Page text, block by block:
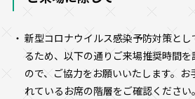
新型コロナウイルス感染予防対策と
るため、以下の通りご来場推奨時間
ので、ご協力をお願いいたします。
れているお席の階層をご確認ください。